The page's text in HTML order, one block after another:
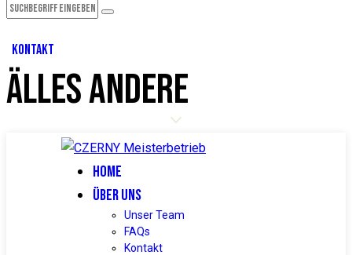
facebook
KONTAKT
ÄLLES ANDERE
HOME
ÜBER UNS
Unser Team
FAQs
Kontakt